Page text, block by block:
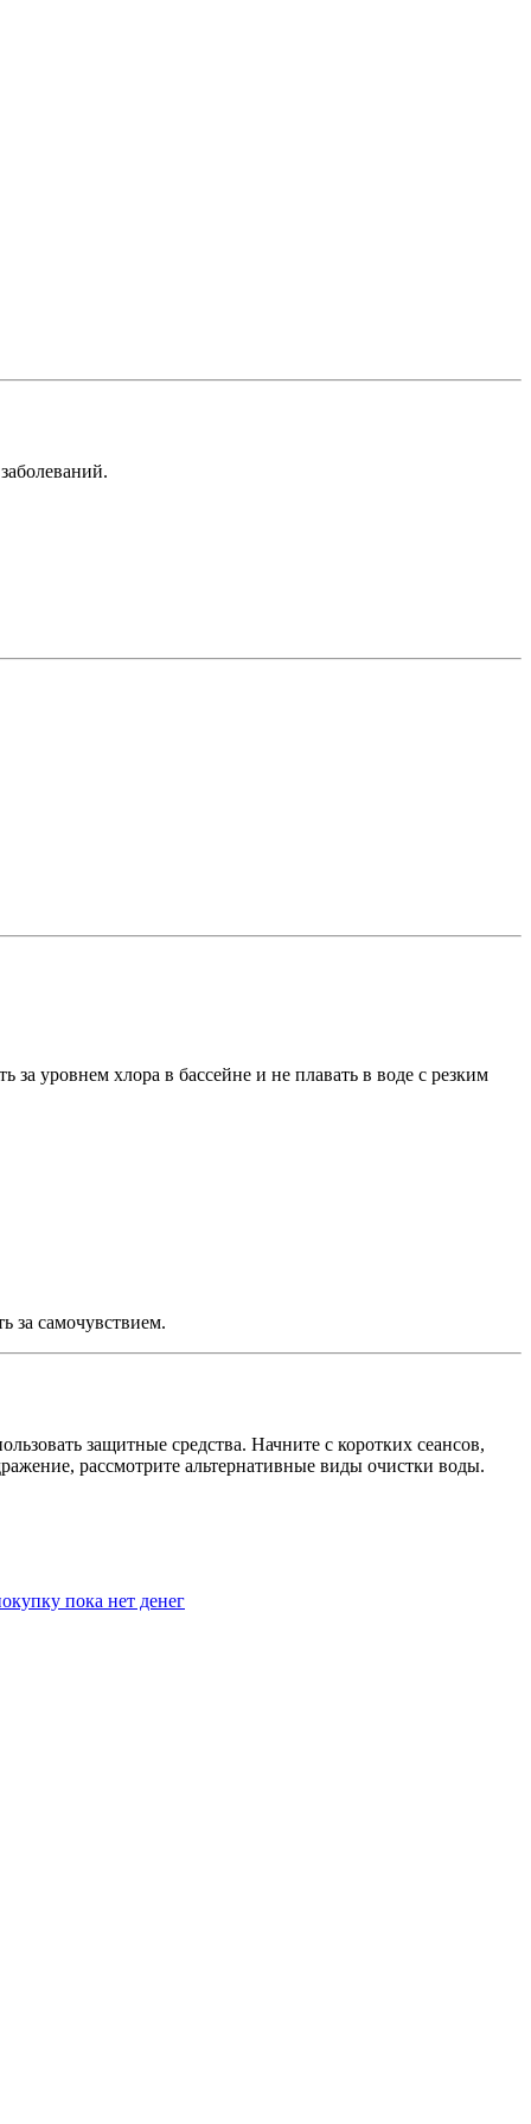
уровнем хлора в бассейне и не плавать в воде с резким
за самочувствием.
защитные средства. Начните с коротких сеансов,
рассмотрите альтернативные виды очистки воды.
пока нет денег